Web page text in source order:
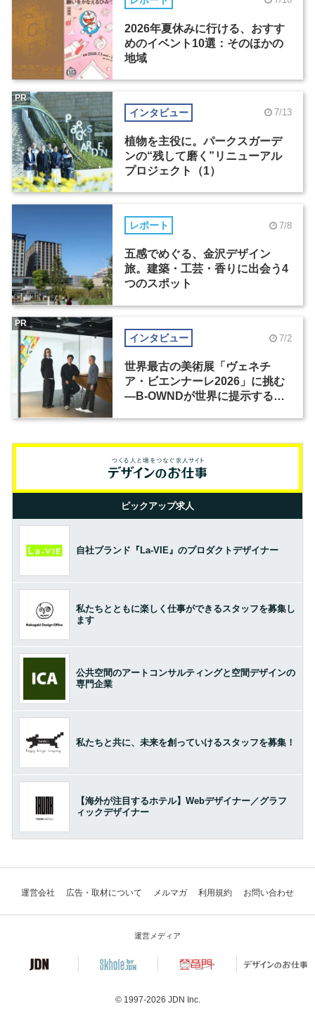
2026年夏休みに行ける、おすす
めのイベント10選：そのほかの
地域
インタビュー 7/13
植物を主役に。パークスガーデ
ンの“残して磨く”リニューアル
プロジェクト（1）
PR
レポート 7/8
五感でめぐる、金沢デザイン
旅。建築・工芸・香りに出会う4
つのスポット
インタビュー 7/2
世界最古の美術展「ヴェネチ
ア・ビエンナーレ2026」に挑む
―B-OWNDが世界に提示する美
PR
ピックアップ求人
自社ブランド『La-VIE』のプロダクトデザイナー
私たちとともに楽しく仕事ができるスタッフを募集し
ます
公共空間のアートコンサルティングと空間デザインの
専門企業
私たちと共に、未来を創っていけるスタッフを募集！
【海外が注目するホテル】Webデザイナー／グラフ
ィックデザイナー
運営会社 広告・取材について メルマガ 利用規約 お問い合わせ
運営メディア
© 1997-2026 JDN Inc.